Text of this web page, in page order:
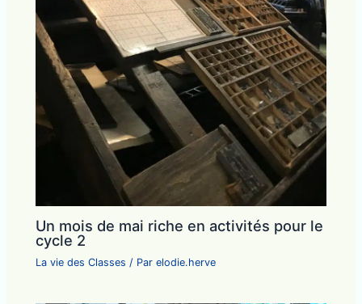
Un mois de mai riche en activités pour le
cycle 2
La vie des Classes / Parelodie.herve